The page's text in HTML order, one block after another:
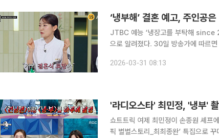
‘냉부해’ 결혼 예고, 주인공
JTBC 예능 ‘냉장고를 부탁해 since
으로 알려졌다. 30일 방송가에 따르면 넷플릭스 ‘흑백요리사: 요리 계급 전쟁’ 시즌1에서 ‘중식 여
다. 앞서 29일 방송된 ‘냉장고를 부탁
2026-03-31 08:13
'라디오스타' 최민정, '냉부'
쇼트트릭 여제 최민정이 손종원 셰프에 팬심을 드러냈다. 25일
픽 별별스토리_최최종완’ 특집으로